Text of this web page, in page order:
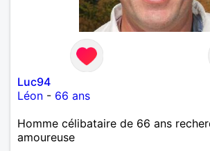
Luc94
Léon - 66 ans
Homme célibataire de 66 ans
amoureuse